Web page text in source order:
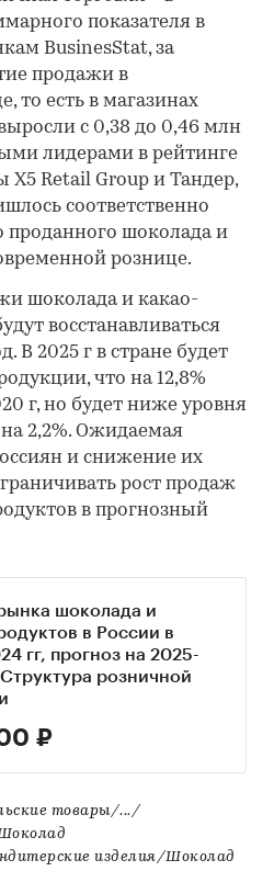
показателя в
BusinesStat, за
продажи в
то есть в магазинах
с 0,38 до 0,46 млн
лидерами в рейтинге
X5 Retail Group и Тандер,
соответственно
проданного шоколада и
рознице.
шоколада и какао-
восстанавливаться
В 2025 г в стране будет
что на 12,8%
г, но будет ниже уровня
2,2%. Ожидаемая
и снижение их
рост продаж
в прогнозный
шоколада и
в России в
гг, прогноз на 2025-
Структура розничной
₽
товары/.../
изделия/Шоколад